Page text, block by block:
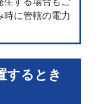
時に管轄の電力
するとき